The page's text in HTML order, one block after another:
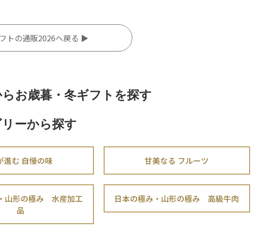
トの通販2026へ戻る ▶
お歳暮・冬ギフトを探す
ーから探す
進む 自慢の味 甘美なる フルーツ
山形の極み 水産加工
品
日本の極み・山形の極み 高級牛肉